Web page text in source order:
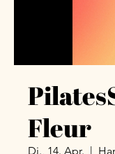
Fleur
Di., 14. Apr.
  |